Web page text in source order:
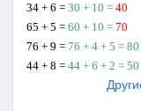
34 + 6 = 30 + 10 = 40
65 + 5 = 60 + 10 = 70
76 + 9 = 76 + 4 + 5 =
44 + 8 = 44 + 6 + 2 =